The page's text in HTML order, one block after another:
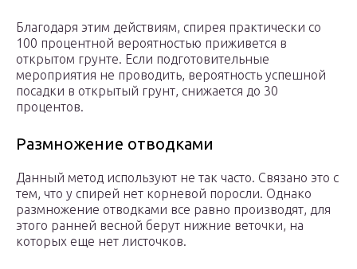
Благодаря этим действиям, спирея практически со
100 процентной вероятностью приживется в
открытом грунте. Если подготовительные
мероприятия не проводить, вероятность успешной
посадки в открытый грунт, снижается до 30
процентов.
Размножение отводками
Данный метод используют не так часто. Связано это с
тем, что у спирей нет корневой поросли. Однако
размножение отводками все равно производят, для
этого ранней весной берут нижние веточки, на
которых еще нет листочков.